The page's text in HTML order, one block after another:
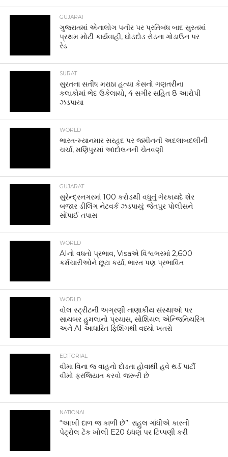
GUJARAT
ગુજરાતમાં એનાલોગ પનીર પર પ્રતિબંધ બાદ સુરતમાં
પ્રથમ મોટી કાર્યવાહી, ઘોડદોડ રોડના ગોડાઉન પર
રેડ
SURAT
સુરતના સતીષ મરાઠા હત્યા કેસનો ગણતરીના
કલાકોમાં ભેદ ઉકેલાયો, 4 સગીર સહિત 8 આરોપી
ઝડપાયા
WORLD
ભારત-મ્યાનમાર સરહદ પર જમીનની અદલાબદલીની
ચર્ચા, મણિપુરમાં આંદોલનની ચેતવણી
GUJARAT
સુરેન્દ્રનગરમાં 100 કરોડથી વધુનું ગેરકાયદે શેર
બજાર ડીલિંગ નેટવર્ક ઝડપાયું: જેતપુર પોલીસને
સોંપાઈ તપાસ
WORLD
AIનો વધતો પ્રભાવ, Visaએ વિશ્વભરમાં 2,600
કર્મચારીઓને છૂટા કર્યા, ભારત પણ પ્રભાવિત
WORLD
વોલ સ્ટ્રીટની અગ્રણી નાણાકીય સંસ્થાઓ પર
સાયબર હુમલાનો પ્રયાસ, સોશિયલ એન્જિનિયરિંગ
અને AI આધારિત ફિશિંગથી વધ્યો ખતરો
EDITORIAL
વીમા વિના જ વાહનો દોડતા હોવાથી હવે થર્ડ પાર્ટી
વીમો ફરજિયાત કરવો જરૂરી છે
NATIONAL
“આખી દાળ જ કાળી છે”: રાહુલ ગાંધીએ કારની
પેટ્રોલ ટેંક ખોલી E20 ઇંધણ પર ટિપ્પણી કરી